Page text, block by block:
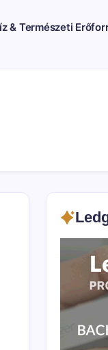
& Természeti